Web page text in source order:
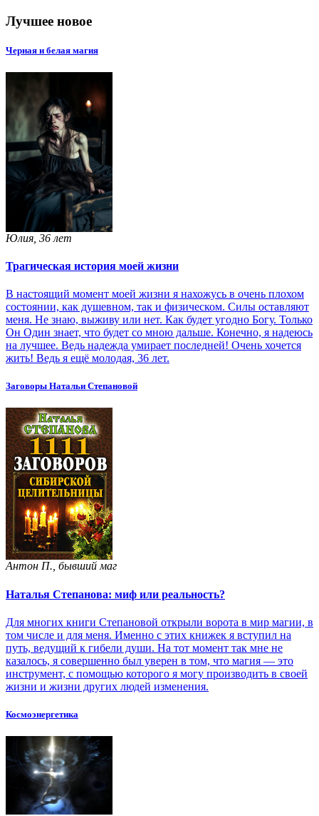
Лучшее новое
Черная и белая магия
Юлия, 36 лет
Трагическая история моей жизни
В настоящий момент моей жизни я нахожусь в очень плохом
состоянии, как душевном, так и физическом. Силы оставляют
меня. Не знаю, выживу или нет. Как будет угодно Богу. Только
Он Один знает, что будет со мною дальше. Конечно, я надеюсь
на лучшее. Ведь надежда умирает последней! Очень хочется
жить! Ведь я ещё молодая, 36 лет.
Заговоры Натальи Степановой
Антон П., бывший маг
Наталья Степанова: миф или реальность?
Для многих книги Степановой открыли ворота в мир магии, в
том числе и для меня. Именно с этих книжек я вступил на
путь, ведущий к гибели души. На тот момент так мне не
казалось, я совершенно был уверен в том, что магия — это
инструмент, с помощью которого я могу производить в своей
жизни и жизни других людей изменения.
Космоэнергетика